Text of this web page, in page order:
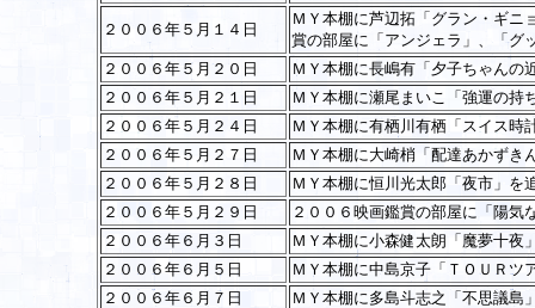
２００６年５月１４日
ＭＹ本棚に芦辺拓「グラン・ギニ
賞の部屋に「アンジェラ」、「グ
２００６年５月２０日
ＭＹ本棚に長嶋有「夕子ちゃんの
２００６年５月２１日
ＭＹ本棚に瀬尾まいこ「強運の持
２００６年５月２４日
ＭＹ本棚に有栖川有栖「スイス時
２００６年５月２７日
ＭＹ本棚に大崎梢「配達あかずき
２００６年５月２８日
ＭＹ本棚に恒川光太郎「夜市」を
２００６年５月２９日
２００６映画鑑賞の部屋に「陽気
２００６年６月３日
ＭＹ本棚に小森健太朗「魔夢十夜
２００６年６月５日
ＭＹ本棚に中島京子「ＴＯＵＲツ
２００６年６月７日
ＭＹ本棚に多島斗志之「不思議島